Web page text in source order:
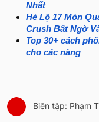
Nhất
Hé Lộ 17 Món
Crush Bất Ngờ
Top 30+ cách
cho các nàng
Biên tập: Phạm